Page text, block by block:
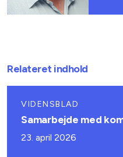
Relateret indhold
VIDENSBLAD
Samarbejde med
23. april 2026